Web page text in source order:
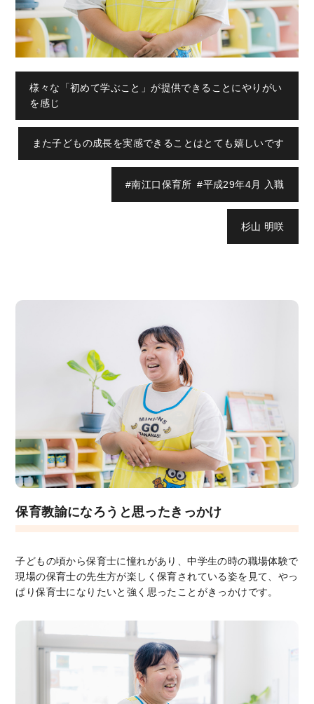
様々な「初めて学ぶこと」が提供できることにやりがい
を感じ
また子どもの成長を実感できることはとても嬉しいです
#南江口保育所 #平成29年4月 入職
杉山 明咲
保育教諭になろうと思ったきっかけ
子どもの頃から保育士に憧れがあり、中学生の時の職場体験で
現場の保育士の先生方が楽しく保育されている姿を見て、やっ
ぱり保育士になりたいと強く思ったことがきっかけです。